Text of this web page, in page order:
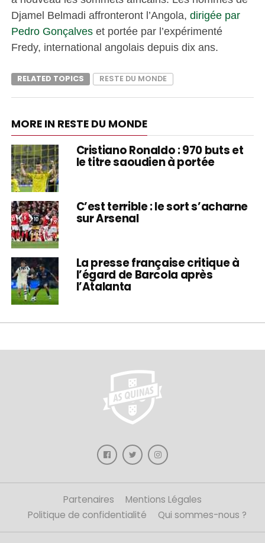
Djamel Belmadi affronteront l’Angola, dirigée par
Pedro Gonçalveset portée par l’expérimenté
Fredy, international angolais depuis dix ans.
RELATED TOPICS RESTE DU MONDE
MORE IN RESTE DU MONDE
Cristiano Ronaldo : 970 buts et
le titre saoudien à portée
C’est terrible : le sort s’acharne
sur Arsenal
La presse française critique à
l’égard de Barcola après
l’Atalanta
Partenaires
Mentions Légales
Politique de confidentialité
Qui sommes-nous ?